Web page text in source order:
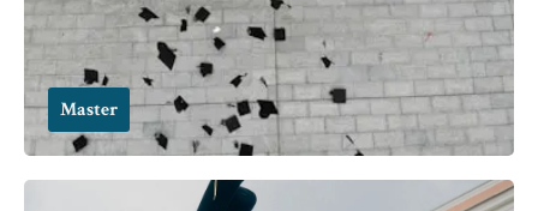
Master